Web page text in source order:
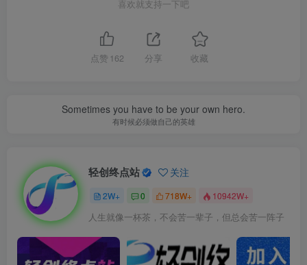
喜欢就支持一下吧
点赞 162 分享 收藏
Sometimes you have to be your own hero.
有时候必须做自己的英雄
轻创终点站 关注
2W+ 0 718W+ 10942W+
人生就像一杯茶，不会苦一辈子，但总会苦一阵子